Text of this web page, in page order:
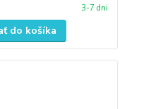
3-7 dni
do košíka